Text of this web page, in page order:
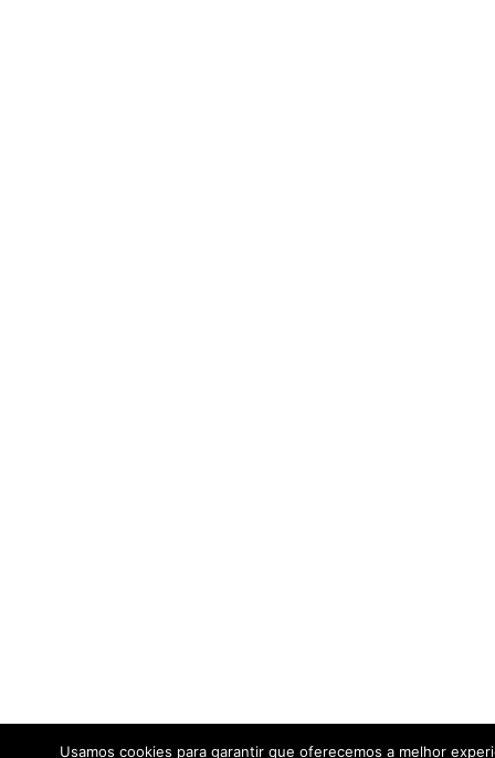
Usamos cookies para garantir que oferecemos a melhor